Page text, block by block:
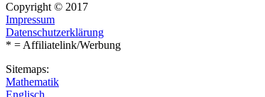
Copyright © 2017
Impressum
Datenschutzerklärung
* = Affiliatelink/Werbung
Sitemaps:
Mathematik